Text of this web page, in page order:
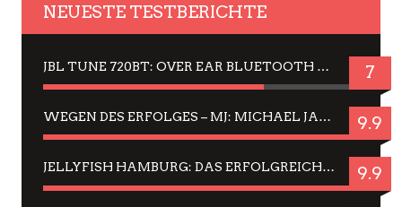
NEUESTE TESTBERICHTE
JBL TUNE 720BT: OVER EAR BLUETOOTH KOPFHÖRER UM DIE 50,-€ IM DAUER-TEST 7
WEGEN DES ERFOLGES – MJ: MICHAEL JACKSON MUSICAL IN EINER MATINEE SEHEN 9.9
JELLYFISH HAMBURG: DAS ERFOLGREICHE SOMMER-MENÜ 2025 IN GEFÜHLEN UND BILDERN 9.9